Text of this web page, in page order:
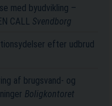
med byudvikling –
CALL Svendborg
efter udbrud
af brugsvand- og
Boligkontoret